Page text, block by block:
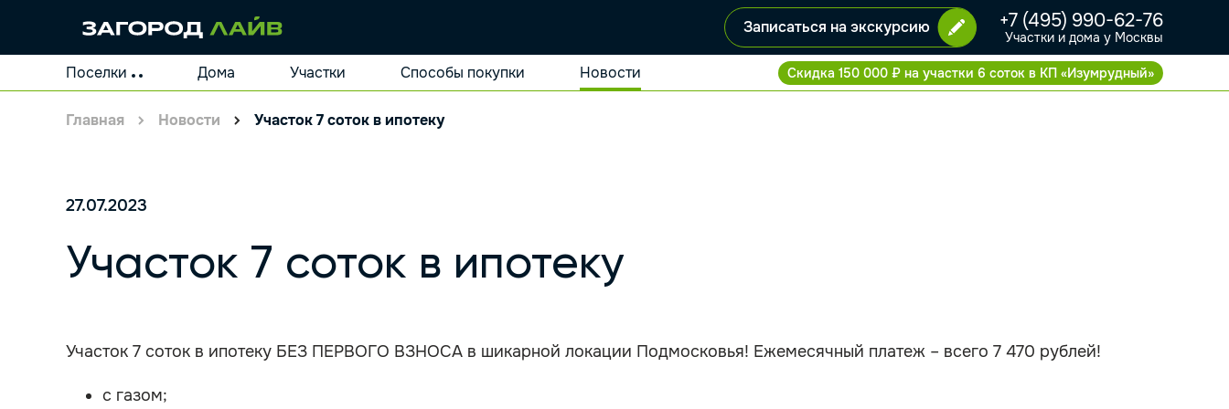
Записаться на экскурсию +7 (495) 990-62-76
Участки и дома у Москвы
Поселки Дома Участки Способы покупки Новости Скидка 150 000 ₽ на участки 6 соток в КП «Изумрудный»
Главная Новости Участок 7 соток в ипотеку
27.07.2023
Участок 7 соток в ипотеку
Участок 7 соток в ипотеку БЕЗ ПЕРВОГО ВЗНОСА в шикарной локации Подмосковья! Ежемесячный платеж – всего 7 470 рублей!
с газом;